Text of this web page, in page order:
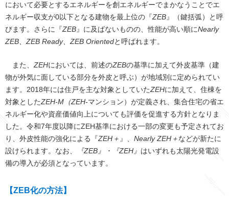
において必要とするエネルギーを創エネルギーでまかなうことでエ
ネルギー収支が0以下となる建物を最上位の『ZEB』（鍵括弧）と呼
びます。さらに『ZEB』に及ばないものの、性能が高い順にNearly
ZEB、ZEB Ready、ZEB Orientedと呼ばれます。
また、ZEHにおいては、前述のZEBの基準に加えて外皮基準（建
物が外気に面している部分を外皮と呼ぶ）が地域別に定められてい
ます。2018年には住戸を主な対象としていたZEHに加えて、住棟を
対象としたZEH-M（ZEH-マンション）が定義され、集合住宅の省エ
ネルギー化や資産価値向上についても評価を促進する方針となりま
した。令和7年度以降にZEH基準における一部の変更も予定されてお
り、外皮性能の強化による『ZEH＋ 』、 Nearly ZEH＋などが新たに
設けられます。なお、
『ZEB』・『ZEH』 はいずれも太陽光発電設
備の導入が必須となっています。
【ZEB化の方法】